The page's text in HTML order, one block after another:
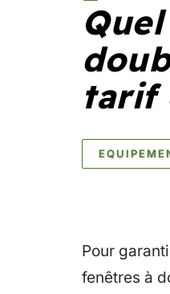
tarif
Pour
fenêtres à